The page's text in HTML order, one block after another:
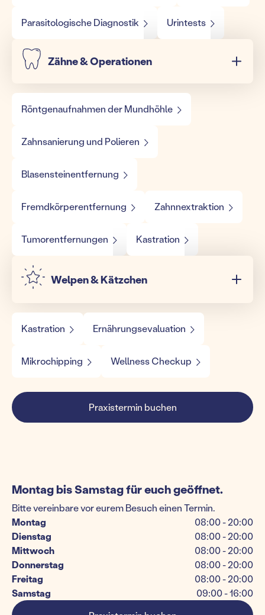
Parasitologische Diagnostik Urintests
Zähne & Operationen
Röntgenaufnahmen der Mundhöhle
Zahnsanierung und Polieren
Blasensteinentfernung
Fremdkörperentfernung Zahnnextraktion
Tumorentfernungen Kastration
Welpen & Kätzchen
Kastration Ernährungsevaluation
Mikrochipping Wellness Checkup
Praxistermin buchen
Montag bis Samstag für euch geöffnet.
Bitte vereinbare vor eurem Besuch einen Termin.
Montag
08:00 - 20:00
Dienstag
08:00 - 20:00
Mittwoch
08:00 - 20:00
Donnerstag
08:00 - 20:00
Freitag
08:00 - 20:00
Samstag
09:00 - 16:00